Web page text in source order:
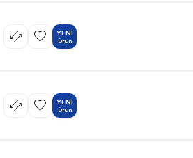
YENI
Ürün
YENI
Ürün